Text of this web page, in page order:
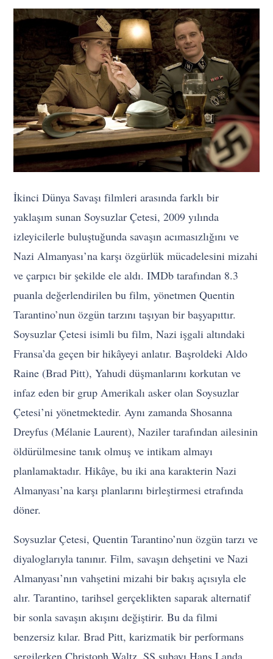
İkinci Dünya Savaşı filmleri arasında farklı bir
yaklaşım sunan Soysuzlar Çetesi, 2009 yılında
izleyicilerle buluştuğunda savaşın acımasızlığını ve
Nazi Almanyası’na karşı özgürlük mücadelesini mizahi
ve çarpıcı bir şekilde ele aldı. IMDb tarafından 8.3
puanla değerlendirilen bu film, yönetmen Quentin
Tarantino’nun özgün tarzını taşıyan bir başyapıttır.
Soysuzlar Çetesi isimli bu film, Nazi işgali altındaki
Fransa’da geçen bir hikâyeyi anlatır. Başroldeki Aldo
Raine (Brad Pitt), Yahudi düşmanlarını korkutan ve
infaz eden bir grup Amerikalı asker olan Soysuzlar
Çetesi’ni yönetmektedir. Aynı zamanda Shosanna
Dreyfus (Mélanie Laurent), Naziler tarafından ailesinin
öldürülmesine tanık olmuş ve intikam almayı
planlamaktadır. Hikâye, bu iki ana karakterin Nazi
Almanyası’na karşı planlarını birleştirmesi etrafında
döner.
Soysuzlar Çetesi, Quentin Tarantino’nun özgün tarzı ve
diyaloglarıyla tanınır. Film, savaşın dehşetini ve Nazi
Almanyası’nın vahşetini mizahi bir bakış açısıyla ele
alır. Tarantino, tarihsel gerçeklikten saparak alternatif
bir sonla savaşın akışını değiştirir. Bu da filmi
benzersiz kılar. Brad Pitt, karizmatik bir performans